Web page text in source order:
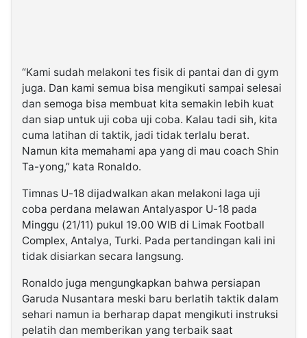
“Kami sudah melakoni tes fisik di pantai dan di gym
juga. Dan kami semua bisa mengikuti sampai selesai
dan semoga bisa membuat kita semakin lebih kuat
dan siap untuk uji coba uji coba. Kalau tadi sih, kita
cuma latihan di taktik, jadi tidak terlalu berat.
Namun kita memahami apa yang di mau coach Shin
Ta-yong,” kata Ronaldo.
Timnas U-18 dijadwalkan akan melakoni laga uji
coba perdana melawan Antalyaspor U-18 pada
Minggu (21/11) pukul 19.00 WIB di Limak Football
Complex, Antalya, Turki. Pada pertandingan kali ini
tidak disiarkan secara langsung.
Ronaldo juga mengungkapkan bahwa persiapan
Garuda Nusantara meski baru berlatih taktik dalam
sehari namun ia berharap dapat mengikuti instruksi
pelatih dan memberikan yang terbaik saat